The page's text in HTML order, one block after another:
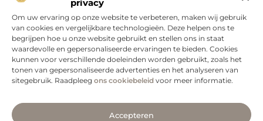
privacy
Om uw ervaring op onze website te verbeteren, maken wij gebruik
van cookies en vergelijkbare technologieën. Deze helpen ons te
begrijpen hoe u onze website gebruikt en stellen ons in staat
waardevolle en gepersonaliseerde ervaringen te bieden. Cookies
kunnen voor verschillende doeleinden worden gebruikt, zoals het
tonen van gepersonaliseerde advertenties en het analyseren van
sitegebruik. Raadpleeg ons cookiebeleid voor meer informatie.
Accepteren
Slangenboor voor boren in hout
Een slangenboor is een gereedschap dat wordt
gebruikt om gaten in hout te boren. Het is een
handgereedschap met een